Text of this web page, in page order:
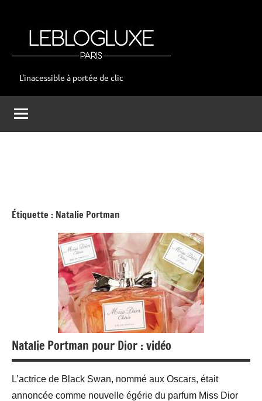
leblogluxe
L'inacessible à portée de clic
Étiquette : Natalie Portman
Natalie Portman pour Dior : vidéo
L’actrice de Black Swan, nommé aux Oscars, était
annoncée comme nouvelle égérie du parfum Miss Dior